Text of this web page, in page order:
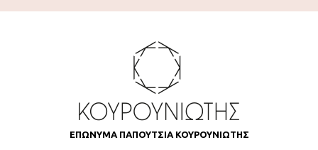
ΕΠΩΝΥΜΑ ΠΑΠΟΥΤΣΙΑ ΚΟΥΡΟΥΝΙΩΤΗΣ